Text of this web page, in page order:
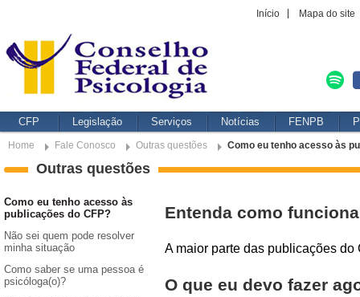
Início Mapa do site
CFP Legislação Serviços Notícias FENPB
Home Fale Conosco Outras questões Como eu tenho acesso às
Outras questões
Como eu tenho acesso às
publicações do CFP?
Não sei quem pode resolver
minha situação
Como saber se uma pessoa é
psicóloga(o)?
Entenda como
A maior parte das publicações
O que eu devo fazer